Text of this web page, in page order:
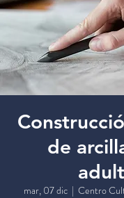
de
mar, 07 dic
  |
Centro